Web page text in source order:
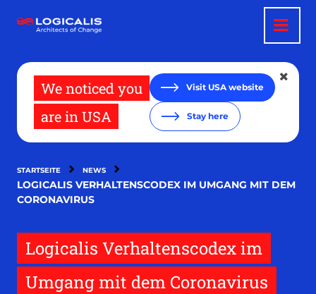
zum
Inhalt
We noticed you
are in USA
Visit USA website
Stay here
STARTSEITE NEWS
LOGICALIS VERHALTENSCODEX IM UMGANG MIT DEM
CORONAVIRUS
Logicalis Verhaltenscodex im
Umgang mit dem Coronavirus